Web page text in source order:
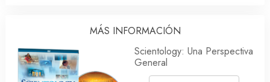
MÁS INFORMACIÓN
Scientology: Una Perspectiva
General